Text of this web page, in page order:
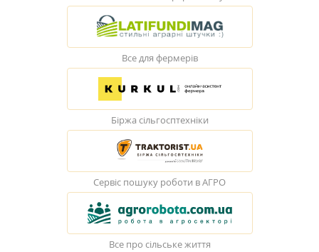
Все для фермерів
Біржа сільгосптехніки
Сервіс пошуку роботи в АГРО
Все про сільське життя